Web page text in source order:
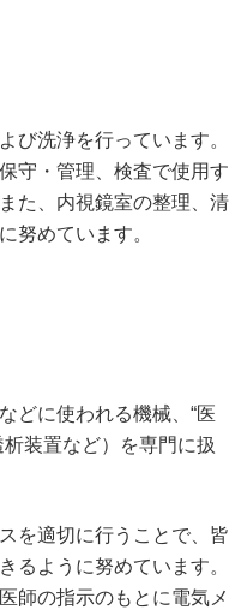
洗浄を行っています。
守・管理、検査で使用す
た、内視鏡室の整理、清
努めています。
どに使われる機械、“医
装置など）を専門に扱
を適切に行うことで、皆
るように努めています。
師の指示のもとに電気メ